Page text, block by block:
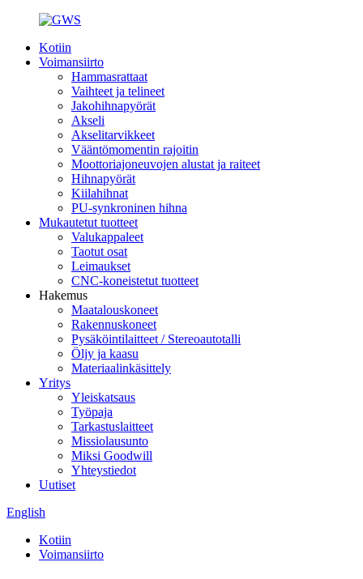
Kotiin
Voimansiirto
Hammasrattaat
Vaihteet ja telineet
Jakohihnapyörät
Akseli
Akselitarvikkeet
Vääntömomentin rajoitin
Moottoriajoneuvojen alustat ja raiteet
Hihnapyörät
Kiilahihnat
PU-synkroninen hihna
Mukautetut tuotteet
Valukappaleet
Taotut osat
Leimaukset
CNC-koneistetut tuotteet
Hakemus
Maatalouskoneet
Rakennuskoneet
Pysäköintilaitteet / Stereoautotalli
Öljy ja kaasu
Materiaalinkäsittely
Yritys
Yleiskatsaus
Työpaja
Tarkastuslaitteet
Missiolausunto
Miksi Goodwill
Yhteystiedot
Uutiset
English
Kotiin
Voimansiirto